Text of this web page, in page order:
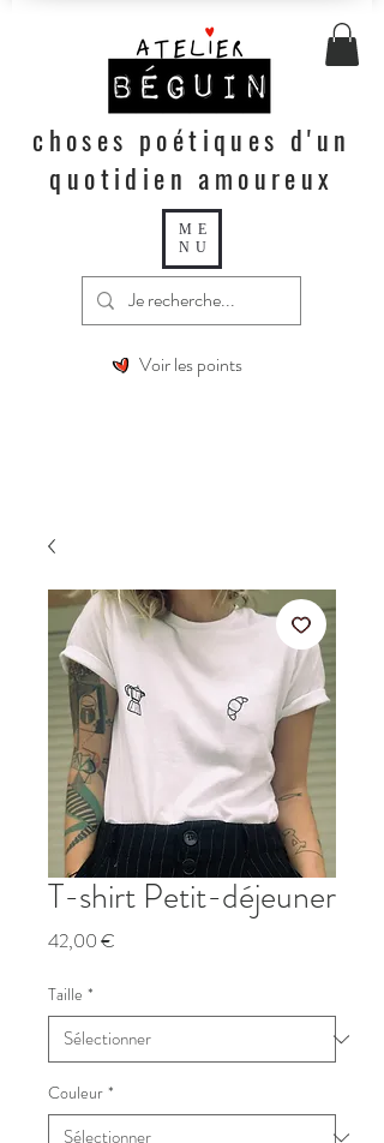
ME
NU
choses poétiques d'un
quotidien amoureux
Voir les points
T-shirt Petit-déjeuner
42,00 €
Taille *
Couleur *